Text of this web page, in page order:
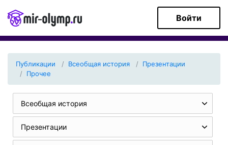
Войти
Публикации Всеобщая история
Презентации
Прочее
Всеобщая история
Презентации